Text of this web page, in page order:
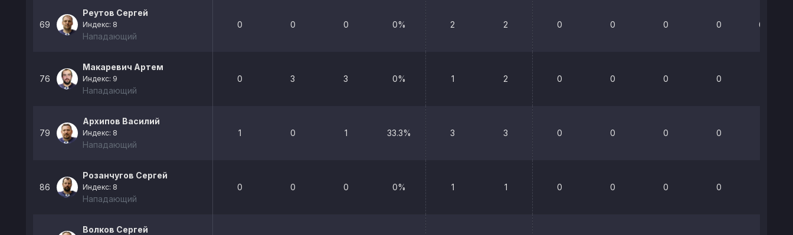
69
Реутов Сергей
Индекс: 8
Нападающий
0 0 0 0% 2 2 0 0 0 0 66.7%
76
Макаревич Артем
Индекс: 9
Нападающий
0 3 3 0% 1 2 0 0 0 0
79
Архипов Василий
Индекс: 8
Нападающий
1 0 1 33.3% 3 3 0 0 0 0
86
Розанчугов Сергей
Индекс: 8
Нападающий
0 0 0 0% 1 1 0 0 0 0
Волков Сергей